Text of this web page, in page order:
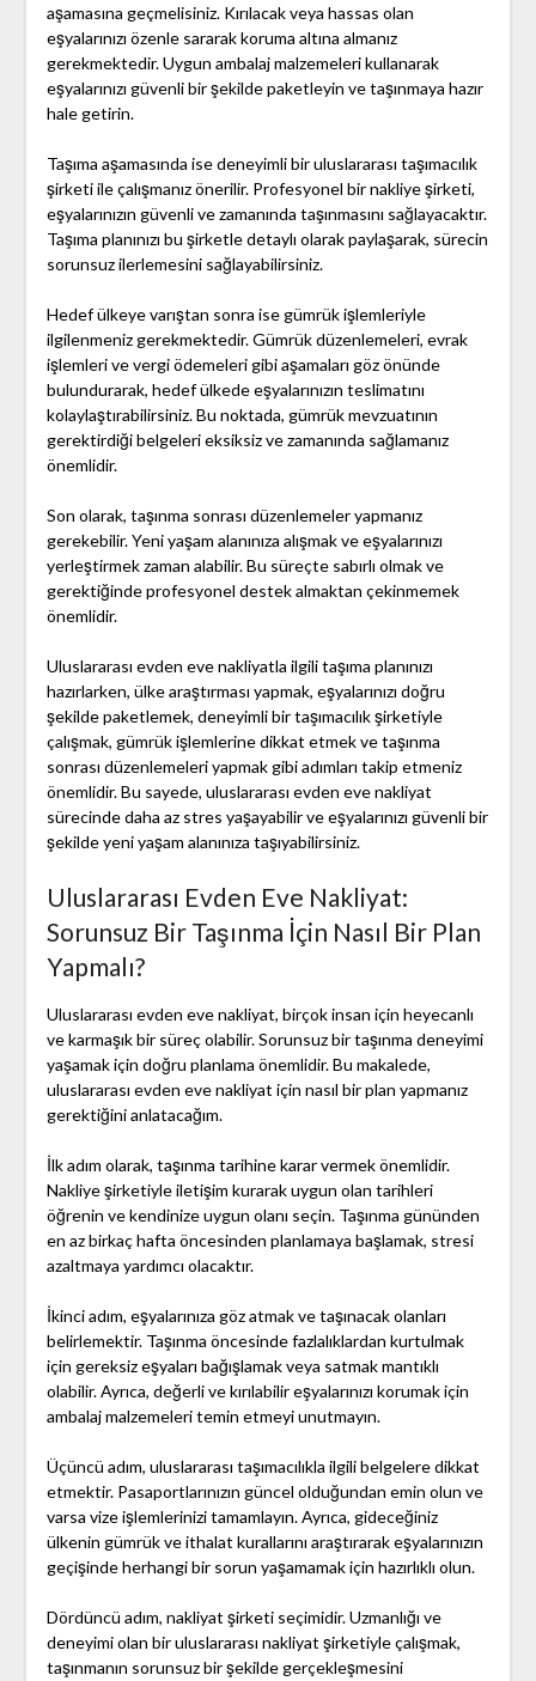
aşamasına geçmelisiniz. Kırılacak veya hassas olan
eşyalarınızı özenle sararak koruma altına almanız
gerekmektedir. Uygun ambalaj malzemeleri kullanarak
eşyalarınızı güvenli bir şekilde paketleyin ve taşınmaya hazır
hale getirin.
Taşıma aşamasında ise deneyimli bir uluslararası taşımacılık
şirketi ile çalışmanız önerilir. Profesyonel bir nakliye şirketi,
eşyalarınızın güvenli ve zamanında taşınmasını sağlayacaktır.
Taşıma planınızı bu şirketle detaylı olarak paylaşarak, sürecin
sorunsuz ilerlemesini sağlayabilirsiniz.
Hedef ülkeye varıştan sonra ise gümrük işlemleriyle
ilgilenmeniz gerekmektedir. Gümrük düzenlemeleri, evrak
işlemleri ve vergi ödemeleri gibi aşamaları göz önünde
bulundurarak, hedef ülkede eşyalarınızın teslimatını
kolaylaştırabilirsiniz. Bu noktada, gümrük mevzuatının
gerektirdiği belgeleri eksiksiz ve zamanında sağlamanız
önemlidir.
Son olarak, taşınma sonrası düzenlemeler yapmanız
gerekebilir. Yeni yaşam alanınıza alışmak ve eşyalarınızı
yerleştirmek zaman alabilir. Bu süreçte sabırlı olmak ve
gerektiğinde profesyonel destek almaktan çekinmemek
önemlidir.
Uluslararası evden eve nakliyatla ilgili taşıma planınızı
hazırlarken, ülke araştırması yapmak, eşyalarınızı doğru
şekilde paketlemek, deneyimli bir taşımacılık şirketiyle
çalışmak, gümrük işlemlerine dikkat etmek ve taşınma
sonrası düzenlemeleri yapmak gibi adımları takip etmeniz
önemlidir. Bu sayede, uluslararası evden eve nakliyat
sürecinde daha az stres yaşayabilir ve eşyalarınızı güvenli bir
şekilde yeni yaşam alanınıza taşıyabilirsiniz.
Uluslararası Evden Eve Nakliyat:
Sorunsuz Bir Taşınma İçin Nasıl Bir Plan
Yapmalı?
Uluslararası evden eve nakliyat, birçok insan için heyecanlı
ve karmaşık bir süreç olabilir. Sorunsuz bir taşınma deneyimi
yaşamak için doğru planlama önemlidir. Bu makalede,
uluslararası evden eve nakliyat için nasıl bir plan yapmanız
gerektiğini anlatacağım.
İlk adım olarak, taşınma tarihine karar vermek önemlidir.
Nakliye şirketiyle iletişim kurarak uygun olan tarihleri
öğrenin ve kendinize uygun olanı seçin. Taşınma gününden
en az birkaç hafta öncesinden planlamaya başlamak, stresi
azaltmaya yardımcı olacaktır.
İkinci adım, eşyalarınıza göz atmak ve taşınacak olanları
belirlemektir. Taşınma öncesinde fazlalıklardan kurtulmak
için gereksiz eşyaları bağışlamak veya satmak mantıklı
olabilir. Ayrıca, değerli ve kırılabilir eşyalarınızı korumak için
ambalaj malzemeleri temin etmeyi unutmayın.
Üçüncü adım, uluslararası taşımacılıkla ilgili belgelere dikkat
etmektir. Pasaportlarınızın güncel olduğundan emin olun ve
varsa vize işlemlerinizi tamamlayın. Ayrıca, gideceğiniz
ülkenin gümrük ve ithalat kurallarını araştırarak eşyalarınızın
geçişinde herhangi bir sorun yaşamamak için hazırlıklı olun.
Dördüncü adım, nakliyat şirketi seçimidir. Uzmanlığı ve
deneyimi olan bir uluslararası nakliyat şirketiyle çalışmak,
taşınmanın sorunsuz bir şekilde gerçekleşmesini